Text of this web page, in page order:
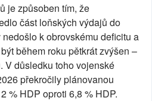
je způsoben tím, že
část loňských výdajů do
k obrovskému deficitu a
během roku pětkrát zvýšen –
V důsledku toho vojenské
překročily plánovanou
% HDP oproti 6,8 % HDP.